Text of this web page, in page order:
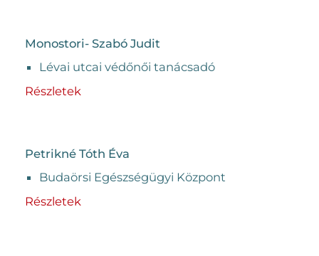
Monostori- Szabó Judit
Lévai utcai védőnői tanácsadó
Részletek
Petrikné Tóth Éva
Budaörsi Egészségügyi Központ
Részletek